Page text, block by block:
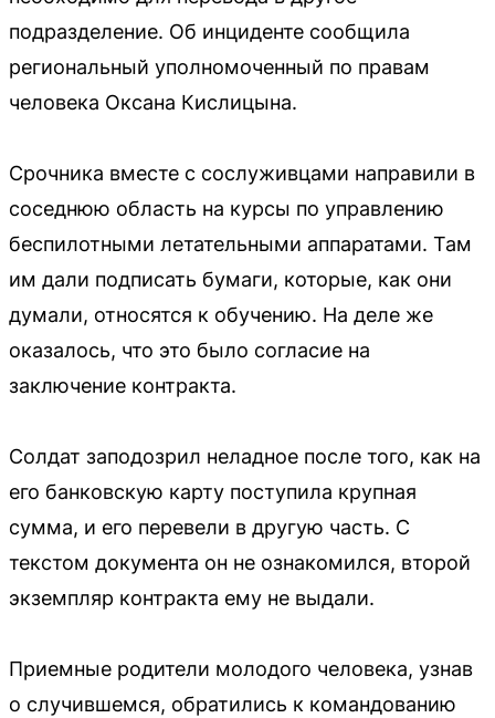
подразделение. Об инциденте сообщила
региональный уполномоченный по правам
человека Оксана Кислицына.
Срочника вместе с сослуживцами направили в
соседнюю область на курсы по управлению
беспилотными летательными аппаратами. Там
им дали подписать бумаги, которые, как они
думали, относятся к обучению. На деле же
оказалось, что это было согласие на
заключение контракта.
Солдат заподозрил неладное после того, как на
его банковскую карту поступила крупная
сумма, и его перевели в другую часть. С
текстом документа он не ознакомился, второй
экземпляр контракта ему не выдали.
Приемные родители молодого человека, узнав
о случившемся, обратились к командованию